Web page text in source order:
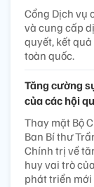
Cổng Dịch vụ
và cung cấp
quyết, kết
toàn quốc.
Tăng cường
của các hội
Thay mặt Bộ
Ban Bí thư
Chính trị về
huy vai trò
phát triển